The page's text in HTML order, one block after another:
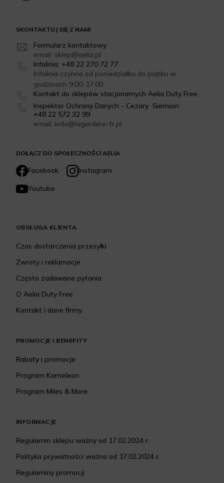
DOŁĄCZ DO SPOŁECZNOŚCI AELIA
Facebook
Instagram
Youtube
SKONTAKTUJ SIĘ Z NAMI
Formularz kontaktowy
email: sklep@aelia.pl
Infolinia: +48 22 270 72 77
Infolinia czynna od poniedziałku do piątku w
godzinach 9:00-17:00
Kontakt do sklepów stacjonarnych Aelia Duty Free
Inspektor Ochrony Danych - Cezary Siemion:
+48 22 572 32 99
email: iodo@lagardere-tr.pl
OBSŁUGA KLIENTA
Czas dostarczenia przesyłki
Zwroty i reklamacje
Często zadawane pytania
O Aelia Duty Free
Kontakt i dane firmy
PROMOCJE I BENEFITY
Rabaty i promocje
Program Kameleon
Program Miles & More
INFORMACJE
Regulamin sklepu ważny od 17.02.2024 r.
Polityka prywatności ważna od 17.02.2024 r.
Regulaminy promocji